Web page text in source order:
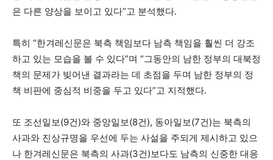
은 다른 양상을 보이고 있다”고 분석했다.
특히 “한겨레신문은 북측 책임보다 남측 책임을 훨씬 더 강조
하고 있는 모습을 볼 수 있다”며 “그동안의 남한 정부의 대북정
책의 문제가 빚어낸 결과라는 데 초점을 두며 남한 정부의 정
책 비판에 중심적 비중을 두고 있다”고 지적했다.
또 조선일보(9건)와 중앙일보(8건), 동아일보(7건)는 북측의
사과와 진상규명을 우선에 두는 사설을 주되게 제시하고 있으
나 한겨레신문은 북측의 사과(3건)보다도 남측의 신중한 대응